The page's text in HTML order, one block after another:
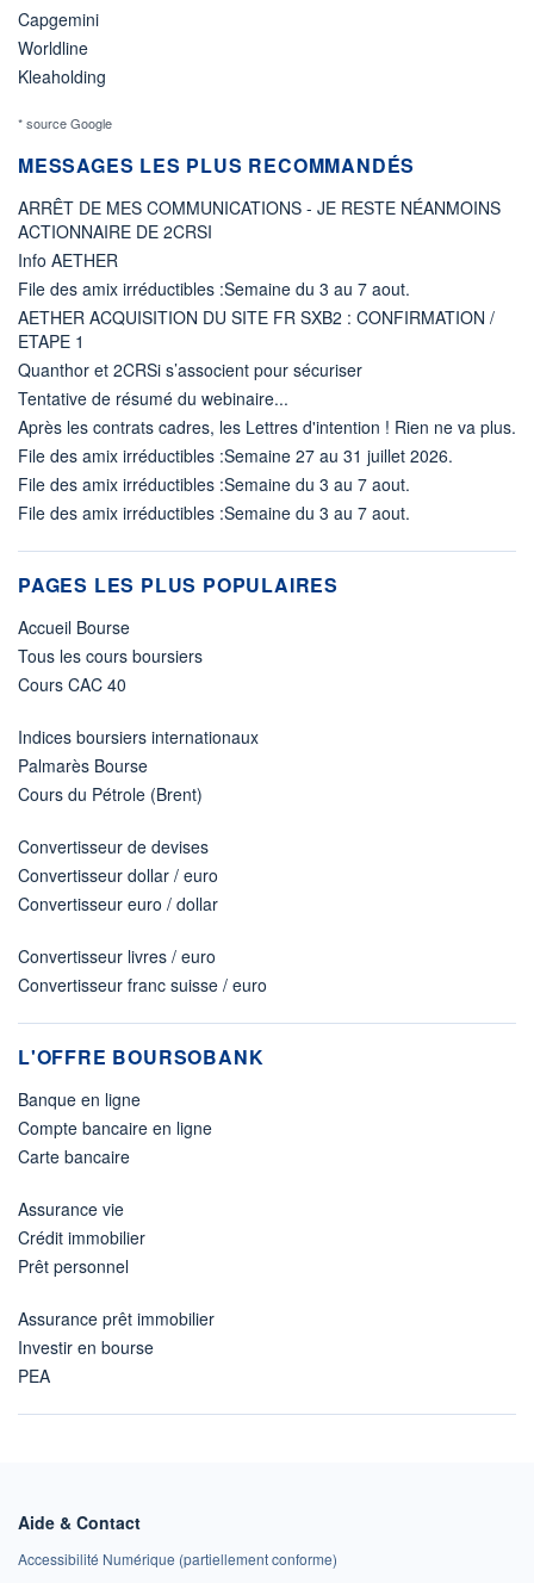
Capgemini
Worldline
Kleaholding
* source Google
MESSAGES LES PLUS RECOMMANDÉS
ARRÊT DE MES COMMUNICATIONS - JE RESTE NÉANMOINS
ACTIONNAIRE DE 2CRSI
Info AETHER
File des amix irréductibles :Semaine du 3 au 7 aout.
AETHER ACQUISITION DU SITE FR SXB2 : CONFIRMATION /
ETAPE 1
Quanthor et 2CRSi s’associent pour sécuriser
Tentative de résumé du webinaire...
Après les contrats cadres, les Lettres d'intention ! Rien ne va plus.
File des amix irréductibles :Semaine 27 au 31 juillet 2026.
File des amix irréductibles :Semaine du 3 au 7 aout.
File des amix irréductibles :Semaine du 3 au 7 aout.
PAGES LES PLUS POPULAIRES
Accueil Bourse
Tous les cours boursiers
Cours CAC 40
Indices boursiers internationaux
Palmarès Bourse
Cours du Pétrole (Brent)
Convertisseur de devises
Convertisseur dollar / euro
Convertisseur euro / dollar
Convertisseur livres / euro
Convertisseur franc suisse / euro
L'OFFRE BOURSOBANK
Banque en ligne
Compte bancaire en ligne
Carte bancaire
Assurance vie
Crédit immobilier
Prêt personnel
Assurance prêt immobilier
Investir en bourse
PEA
Aide & Contact
Accessibilité Numérique (partiellement conforme)